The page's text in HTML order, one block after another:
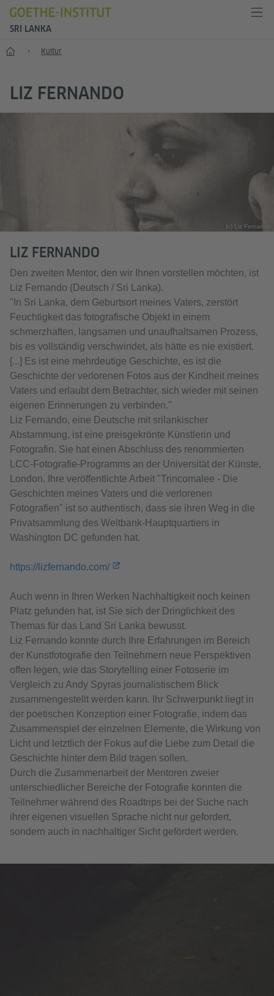
SRI LANKA
Start Kultur
LIZ FERNANDO
(c) Liz Fernando
LIZ FERNANDO
Den zweiten Mentor, den wir Ihnen vorstellen möchten, ist
Liz Fernando (Deutsch / Sri Lanka).
"In Sri Lanka, dem Geburtsort meines Vaters, zerstört
Feuchtigkeit das fotografische Objekt in einem
schmerzhaften, langsamen und unaufhaltsamen Prozess,
bis es vollständig verschwindet, als hätte es nie existiert.
[...] Es ist eine mehrdeutige Geschichte, es ist die
Geschichte der verlorenen Fotos aus der Kindheit meines
Vaters und erlaubt dem Betrachter, sich wieder mit seinen
eigenen Erinnerungen zu verbinden."
Liz Fernando, eine Deutsche mit srilankischer
Abstammung, ist eine preisgekrönte Künstlerin und
Fotografin. Sie hat einen Abschluss des renommierten
LCC-Fotografie-Programms an der Universität der Künste,
London. Ihre veröffentlichte Arbeit "Trincomalee - Die
Geschichten meines Vaters und die verlorenen
Fotografien" ist so authentisch, dass sie ihren Weg in die
Privatsammlung des Weltbank-Hauptquartiers in
Washington DC gefunden hat.
https://lizfernando.com/
Auch wenn in Ihren Werken Nachhaltigkeit noch keinen
Platz gefunden hat, ist Sie sich der Dringlichkeit des
Themas für das Land Sri Lanka bewusst.
Liz Fernando konnte durch Ihre Erfahrungen im Bereich
der Kunstfotografie den Teilnehmern neue Perspektiven
offen legen, wie das Storytelling einer Fotoserie im
Vergleich zu Andy Spyras journalistischem Blick
zusammengestellt werden kann. Ihr Schwerpunkt liegt in
der poetischen Konzeption einer Fotografie, indem das
Zusammenspiel der einzelnen Elemente, die Wirkung von
Licht und letztlich der Fokus auf die Liebe zum Detail die
Geschichte hinter dem Bild tragen sollen.
Durch die Zusammenarbeit der Mentoren zweier
unterschiedlicher Bereiche der Fotografie konnten die
Teilnehmer während des Roadtrips bei der Suche nach
ihrer eigenen visuellen Sprache nicht nur gefordert,
sondern auch in nachhaltiger Sicht gefördert werden.